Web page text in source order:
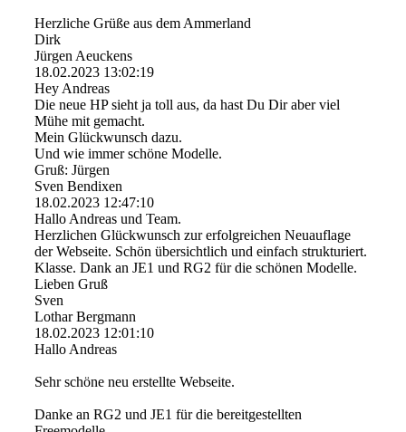
Herzliche Grüße aus dem Ammerland
Dirk
Jürgen Aeuckens
18.02.2023 13:02:19
Hey Andreas
Die neue HP sieht ja toll aus, da hast Du Dir aber viel
Mühe mit gemacht.
Mein Glückwunsch dazu.
Und wie immer schöne Modelle.
Gruß: Jürgen
Sven Bendixen
18.02.2023 12:47:10
Hallo Andreas und Team.
Herzlichen Glückwunsch zur erfolgreichen Neuauflage
der Webseite. Schön übersichtlich und einfach strukturiert.
Klasse. Dank an JE1 und RG2 für die schönen Modelle.
Lieben Gruß
Sven
Lothar Bergmann
18.02.2023 12:01:10
Hallo Andreas
Sehr schöne neu erstellte Webseite.
Danke an RG2 und JE1 für die bereitgestellten